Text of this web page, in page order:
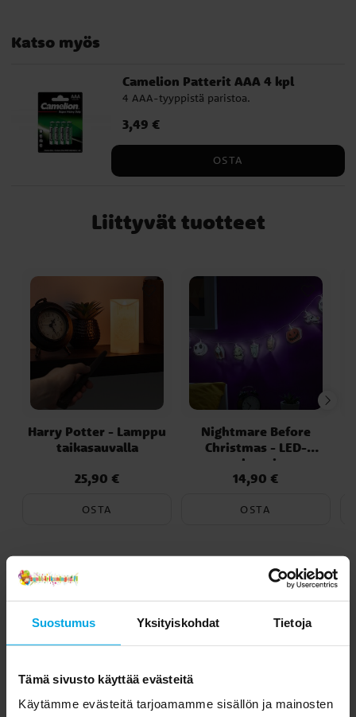
Suostumus Yksityiskohdat Tietoja
Tämä sivusto käyttää evästeitä
Käytämme evästeitä tarjoamamme sisällön ja mainosten
Katso myös
Camelion Patterit AAA 4 kpl
4 AAA-tyyppistä paristoa.
Hinta :3,49 €
3,49 €
OSTA
Liittyvät tuotteet
Harry Potter - Lamppu
taikasauvalla
Hinta:25,90 €
25,90 €
OSTA
Nightmare Before
Christmas - LED-
valosarja
Hinta:14,90 €
14,90 €
OSTA
Toiset asiakkaat ostivat myös